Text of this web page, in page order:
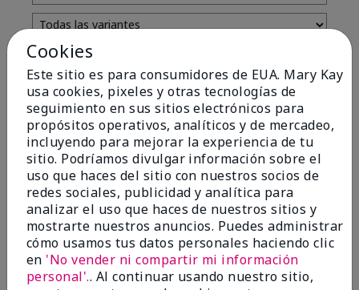
Evaluado por 13 clientes
5
Yeh! I really works
EnviadoHace 4 meses
porChar
deDetroit, Mi
Evaluado en
marykay.com/en-us/
I ski all winter and since adding this to my progam
Cookies
Este sitio es para consumidores de EUA. Mary Kay
usa cookies, pixeles y otras tecnologías de
seguimiento en sus sitios electrónicos para
propósitos operativos, analíticos y de mercadeo,
incluyendo para mejorar la experiencia de tu
sitio. Podríamos divulgar información sobre el
uso que haces del sitio con nuestros socios de
redes sociales, publicidad y analítica para
analizar el uso que haces de nuestros sitios y
mostrarte nuestros anuncios. Puedes administrar
cómo usamos tus datos personales haciendo clic
en 'No vender ni compartir mi información
personal'.. Al continuar usando nuestro sitio,